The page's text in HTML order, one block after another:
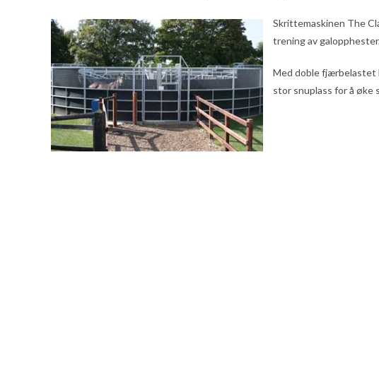
Skrittemaskinen The
trening av
Med doble fjærbelastet
stor snuplass for å øke